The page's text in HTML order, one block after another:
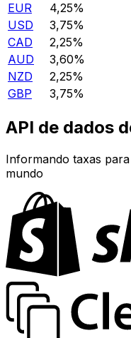
EUR
4,25%
USD
3,75%
CAD
2,25%
AUD
3,60%
NZD
2,25%
GBP
3,75%
API de dados
Informando taxas
mundo